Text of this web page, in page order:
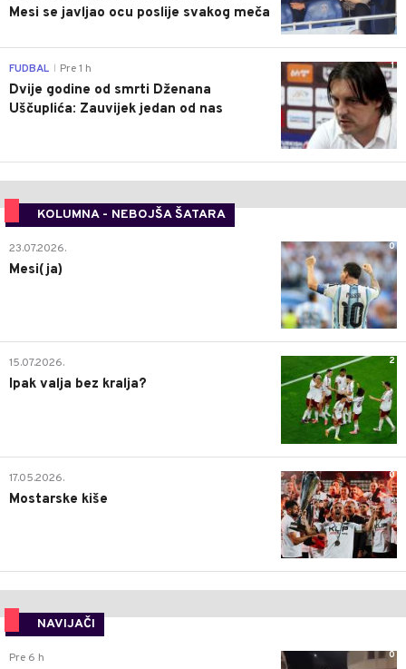
Mesi se javljao ocu poslije svakog meča
1
FUDBAL Pre 1 h
Dvije godine od smrti Dženana
Uščuplića: Zauvijek jedan od nas
KOLUMNA - NEBOJŠA ŠATARA
0
23.07.2026.
Mesi(ja)
2
15.07.2026.
Ipak valja bez kralja?
0
17.05.2026.
Mostarske kiše
NAVIJAČI
0
Pre 6 h